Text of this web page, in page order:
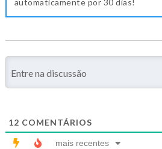
12 COMENTÁRIOS
mais recentes